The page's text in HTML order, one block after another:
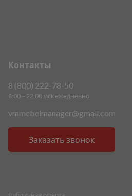
Контакты
8 (800) 222-78-50
8:00 – 22:00 мск ежедневно
vmmebelmanager@gmail.com
Заказать звонок